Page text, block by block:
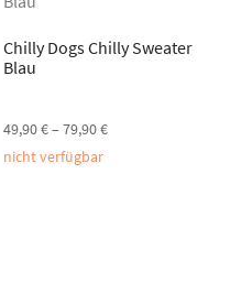
Chilly Dogs Chilly Sweater
Blau
49,90€– 79,90€
nicht verfügbar